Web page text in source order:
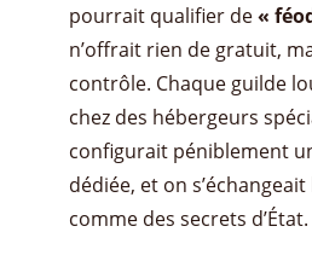
pourrait qualifier de«
n’offrait rien de gratuit,
contrôle. Chaque guilde
chez des hébergeurs
configurait péniblement
dédiée, et on
comme des secrets d’État.